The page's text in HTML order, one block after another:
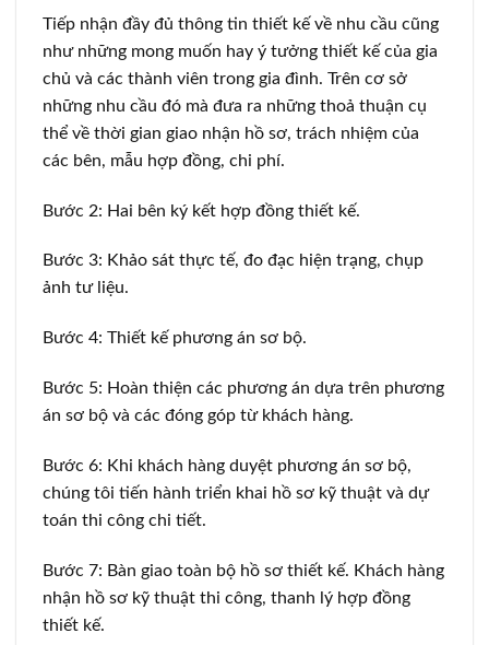
Tiếp nhận đầy đủ thông tin thiết kế về nhu cầu cũng
như những mong muốn hay ý tưởng thiết kế của gia
chủ và các thành viên trong gia đình. Trên cơ sở
những nhu cầu đó mà đưa ra những thoả thuận cụ
thể về thời gian giao nhận hồ sơ, trách nhiệm của
các bên, mẫu hợp đồng, chi phí.
Bước 2: Hai bên ký kết hợp đồng thiết kế.
Bước 3: Khảo sát thực tế, đo đạc hiện trạng, chụp
ảnh tư liệu.
Bước 4: Thiết kế phương án sơ bộ.
Bước 5: Hoàn thiện các phương án dựa trên phương
án sơ bộ và các đóng góp từ khách hàng.
Bước 6: Khi khách hàng duyệt phương án sơ bộ,
chúng tôi tiến hành triển khai hồ sơ kỹ thuật và dự
toán thi công chi tiết.
Bước 7: Bàn giao toàn bộ hồ sơ thiết kế. Khách hàng
nhận hồ sơ kỹ thuật thi công, thanh lý hợp đồng
thiết kế.